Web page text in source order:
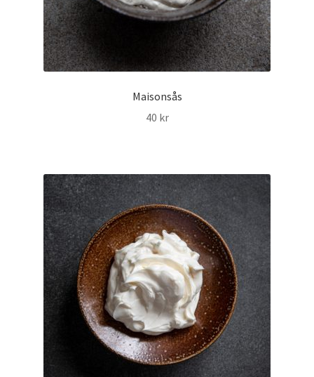
Maisonsås
40 kr